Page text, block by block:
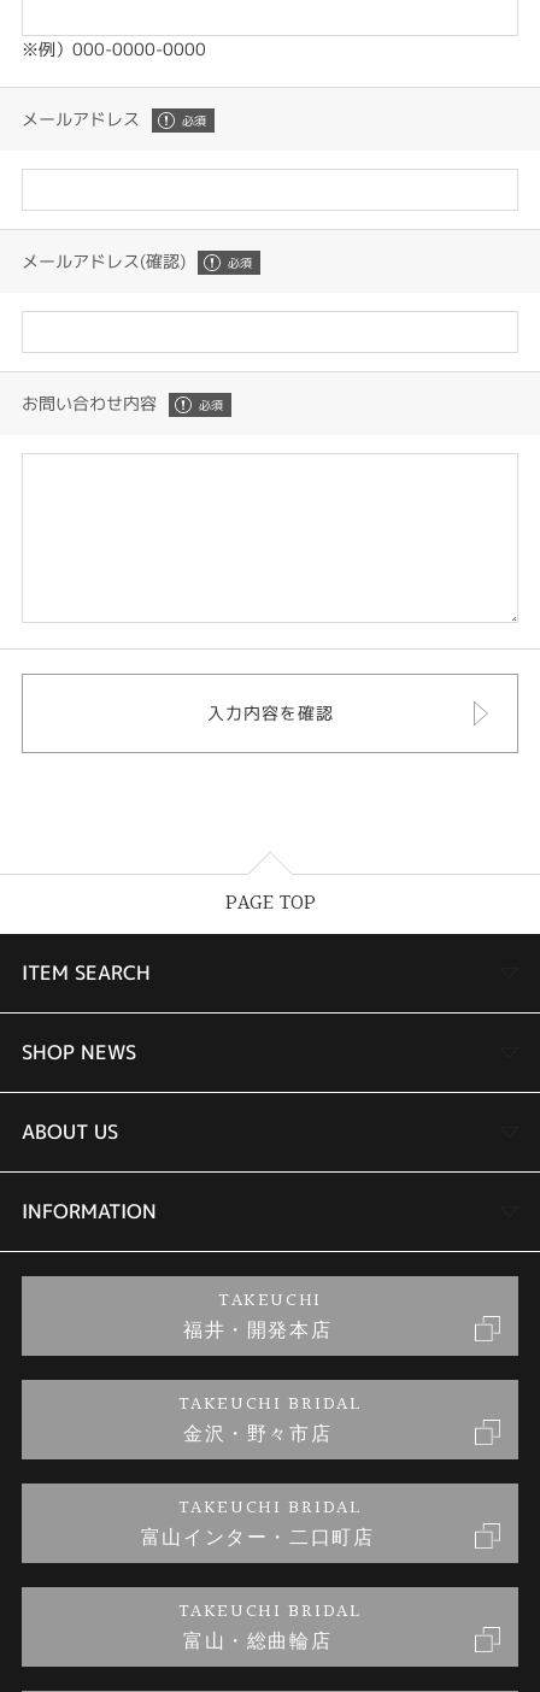
※例）000-0000-0000
メールアドレス
メールアドレス(確認)
お問い合わせ内容
PAGE TOP
ITEM SEARCH
婚約指輪
結婚指輪
セットリング
婚約ネックレス
金・プラチナのお取引
SHOP NEWS
TAKEUCHI BRIDAL金沢本店情報
商品一覧
ブランドリスト
金澤指輪工房｜手作りペアリング
金澤指輪工房｜手作り結婚指輪 and 婚約指輪
金澤指輪工房｜手作り婚約指輪プロポーズプラン
ABOUT US
会社概要
お客様の声
INFORMATION
プライバシーポリシー
TAKEUCHI
福井・開発本店
TAKEUCHI BRIDAL
金沢・野々市店
TAKEUCHI BRIDAL
富山インター・二口町店
TAKEUCHI BRIDAL
富山・総曲輪店